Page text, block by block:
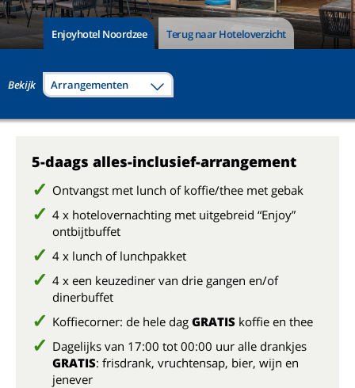
Enjoyhotel Noordzee Terug naar Hoteloverzicht
Bekijk Arrangementen
5-daags alles-inclusief-arrangement
Ontvangst met lunch of koffie/thee met gebak
4 x hotelovernachting met uitgebreid “Enjoy”
ontbijtbuffet
4 x lunch of lunchpakket
4 x een keuzediner van drie gangen en/of
dinerbuffet
Koffiecorner: de hele dag GRATIS koffie en thee
Dagelijks van 17:00 tot 00:00 uur alle drankjes
GRATIS: frisdrank, vruchtensap, bier, wijn en
jenever